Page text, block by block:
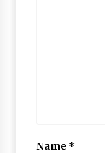
Name *